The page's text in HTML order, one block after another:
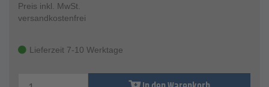
Preis inkl. MwSt.
versandkostenfrei
Lieferzeit 7-10 Werktage